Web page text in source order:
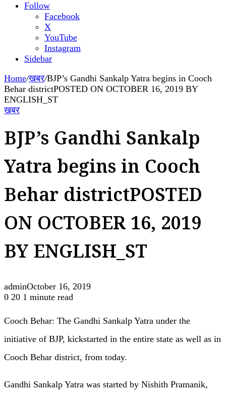
Follow
Facebook
X
YouTube
Instagram
Sidebar
Home/खबर/BJP’s Gandhi Sankalp Yatra begins in Cooch
Behar districtPOSTED ON OCTOBER 16, 2019 BY
ENGLISH_ST
खबर
BJP’s Gandhi Sankalp
Yatra begins in Cooch
Behar districtPOSTED
ON OCTOBER 16, 2019
BY ENGLISH_ST
adminOctober 16, 2019
0 20 1 minute read
Cooch Behar: The Gandhi Sankalp Yatra under the
initiative of BJP, kickstarted in the entire state as well as in
Cooch Behar district, from today.
Gandhi Sankalp Yatra was started by Nishith Pramanik,